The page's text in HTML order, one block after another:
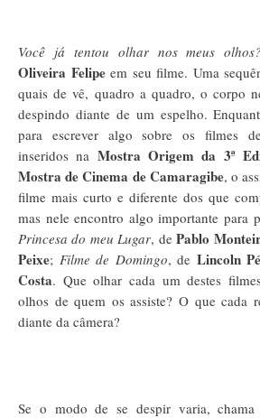
Você já tentou olhar nos meus olhos?
Oliveira Felipeem seu filme. Uma
quais de vê, quadro a quadro, o corpo
despindo diante de um espelho.
para escrever algo sobre os filmes
inseridos na Mostra Origem da 3ª
Mostra de Cinema de Camaragibe, o
filme mais curto e diferente dos que
mas nele encontro algo importante para
Princesa do meu Lugar, dePablo
Peixe; Filme de Domingo, de Lincoln
Costa. Que olhar cada um destes
olhos de quem os assiste? O que cada
diante da câmera?
Se o modo de se despir varia,